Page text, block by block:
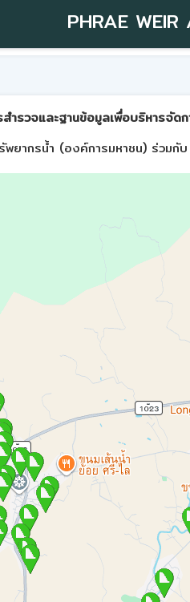
PHRAE WEIR
ำรวจและฐานข้อมูลเพื่อบริหารจั
ยากรน้ำ (องค์การมหาชน) ร่วมกั